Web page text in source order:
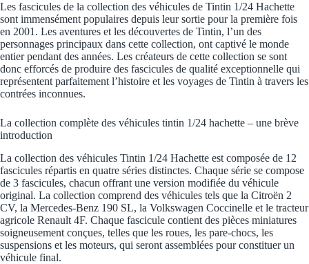
Les fascicules de la collection des véhicules de Tintin 1/24 Hachette
sont immensément populaires depuis leur sortie pour la première fois
en 2001. Les aventures et les découvertes de Tintin, l’un des
personnages principaux dans cette collection, ont captivé le monde
entier pendant des années. Les créateurs de cette collection se sont
donc efforcés de produire des fascicules de qualité exceptionnelle qui
représentent parfaitement l’histoire et les voyages de Tintin à travers les
contrées inconnues.
La collection complète des véhicules tintin 1/24 hachette – une brève
introduction
La collection des véhicules Tintin 1/24 Hachette est composée de 12
fascicules répartis en quatre séries distinctes. Chaque série se compose
de 3 fascicules, chacun offrant une version modifiée du véhicule
original. La collection comprend des véhicules tels que la Citroën 2
CV, la Mercedes-Benz 190 SL, la Volkswagen Coccinelle et le tracteur
agricole Renault 4F. Chaque fascicule contient des pièces miniatures
soigneusement conçues, telles que les roues, les pare-chocs, les
suspensions et les moteurs, qui seront assemblées pour constituer un
véhicule final.